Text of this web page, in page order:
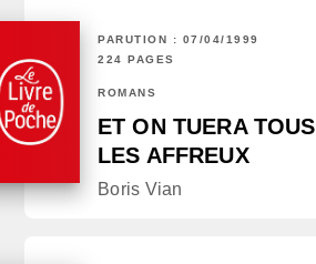
PARUTION : 07/04/1999
224 PAGES
ROMANS
ET ON TUERA TOUS
LES AFFREUX
Boris Vian